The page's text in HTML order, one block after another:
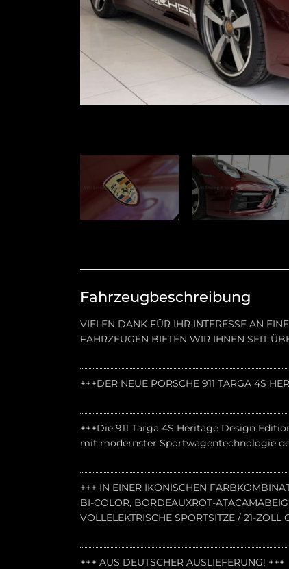
Fahrzeugbeschreibung
VIELEN DANK FÜR IHR INTERESSE AN
FAHRZEUGEN BIETEN WIR IHNEN SEIT
+++DER NEUE PORSCHE 911 TARGA 4S
+++Die 911 Targa 4S Heritage Design
mit modernster Sportwagentechnologie
+++ IN EINER IKONISCHEN
BI-COLOR, BORDEAUXROT-
VOLLELEKTRISCHE SPORTSITZE / 21-
+++ AUS DEUTSCHER AUSLIEFERUNG! +++